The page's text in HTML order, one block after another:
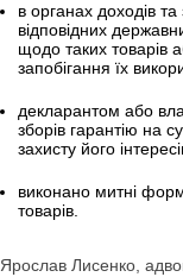
в органах доходів
відповідних
щодо таких товарів
запобігання їх
декларантом або
зборів гарантію на
захисту його
виконано митні
товарів.
Ярослав Лисенко,